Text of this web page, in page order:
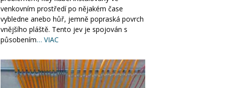
venkovním prostředí po nějakém čase
vybledne anebo hůř, jemně popraská povrch
vnějšího pláště. Tento jev je spojován s
působením… VIAC